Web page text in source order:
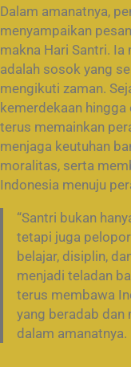
Dalam amanatnya,
menyampaikan
makna Hari Santri.
adalah sosok yang
mengikuti zaman.
kemerdekaan
terus memainkan
menjaga keutuhan
moralitas, serta
Indonesia menuju
“Santri bukan
tetapi juga
belajar, disiplin,
menjadi teladan
terus membawa
yang beradab dan
dalam amanatnya.